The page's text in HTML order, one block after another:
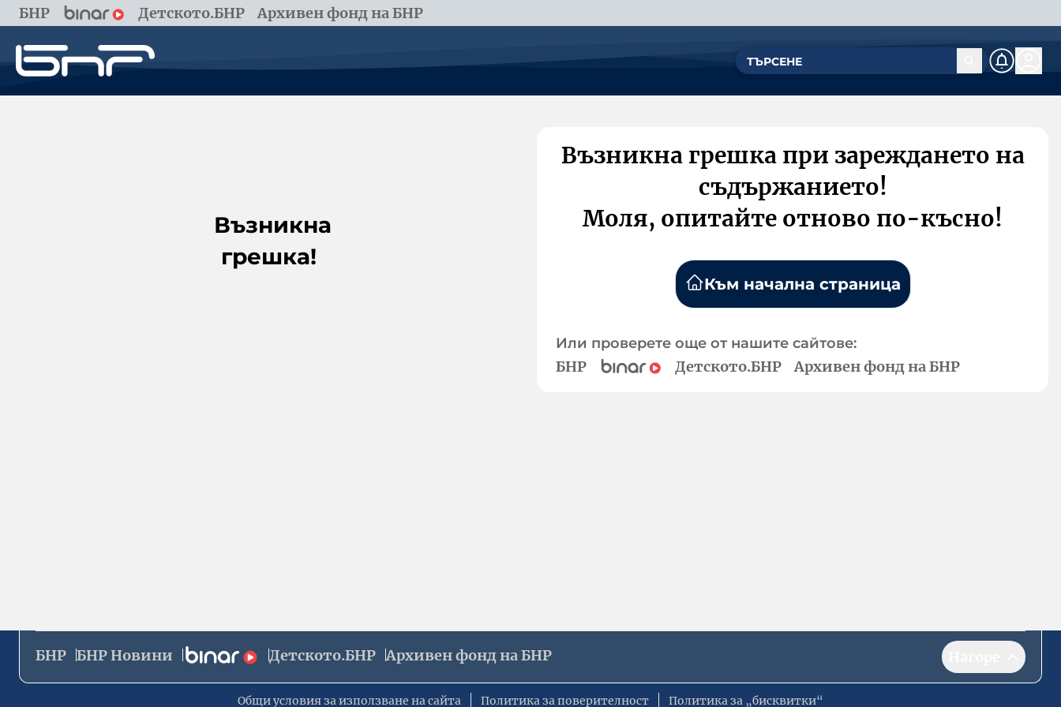
БНР Детското.БНР Архивен фонд на БНР
Възникна
грешка!
Възникна грешка при зареждането на
съдържанието!
Моля, опитайте отново по-късно!
Към начална страница
Или проверете още от нашите сайтове:
БНР Детското.БНР Архивен фонд на БНР
БНР БНР Новини Детското.БНР Архивен фонд на БНР
Общи условия за използване на сайта Политика за поверителност Политика за „бисквитки“